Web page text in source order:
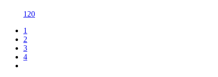
120
1
2
3
4